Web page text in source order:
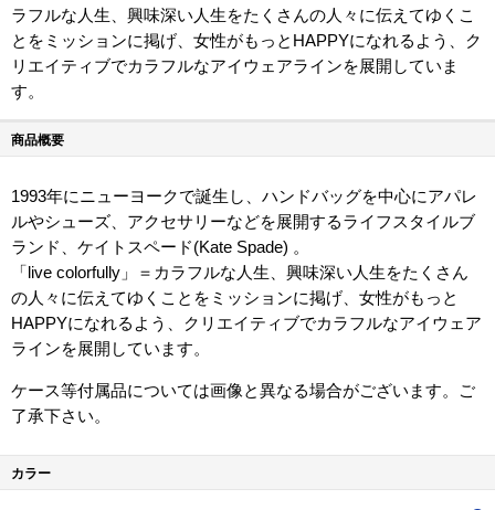
ラフルな人生、興味深い人生をたくさんの人々に伝えてゆくこ
とをミッションに掲げ、女性がもっとHAPPYになれるよう、ク
リエイティブでカラフルなアイウェアラインを展開していま
す。
商品概要
1993年にニューヨークで誕生し、ハンドバッグを中心にアパレ
ルやシューズ、アクセサリーなどを展開するライフスタイルブ
ランド、ケイトスペード(Kate Spade) 。
「live colorfully」＝カラフルな人生、興味深い人生をたくさん
の人々に伝えてゆくことをミッションに掲げ、女性がもっと
HAPPYになれるよう、クリエイティブでカラフルなアイウェア
ラインを展開しています。
ケース等付属品については画像と異なる場合がございます。ご
了承下さい。
カラー